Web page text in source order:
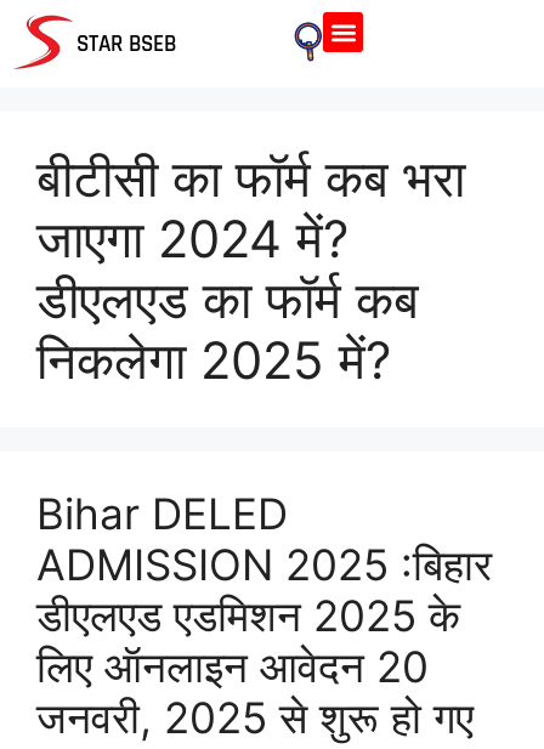
STAR BSEB
बीटीसी का फॉर्म कब भरा
जाएगा 2024 में?
डीएलएड का फॉर्म कब
निकलेगा 2025 में?
Bihar DELED
ADMISSION 2025 :बिहार
डीएलएड एडमिशन 2025 के
लिए ऑनलाइन आवेदन 20
जनवरी, 2025 से शुरू हो गए